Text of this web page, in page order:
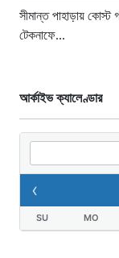
সীমান্ত পাহাড়ায় কোস্ট
টেকনাফে...
আর্কাইভ ক্যালেণ্ডার
‹
SU MO